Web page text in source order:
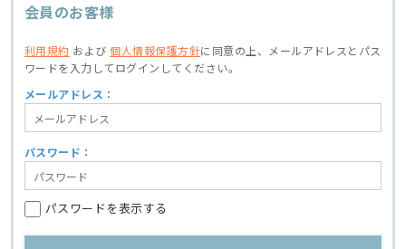
会員のお客様
利用規約 および個人情報保護方針に同意の上、
メールアドレスとパス
ワードを入力してログインしてください。
メールアドレス：
パスワード：
パスワードを表示する